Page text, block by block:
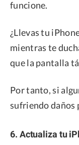
funcione.
¿Llevas tu
mientras te
que la pantalla
Por tanto, si
sufriendo daños
6. Actualiza tu